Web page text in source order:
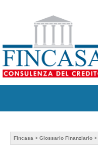
Fincasa > Glossario Finanziario >